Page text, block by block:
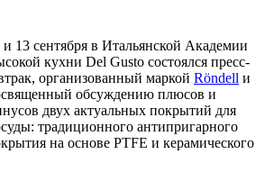
и 13 сентября в Итальянской Академии
кухни Del Gusto состоялся пресс-
организованный маркой Röndell и
обсуждению плюсов и
двух актуальных покрытий для
традиционного антипригарного
на основе PTFE и керамического